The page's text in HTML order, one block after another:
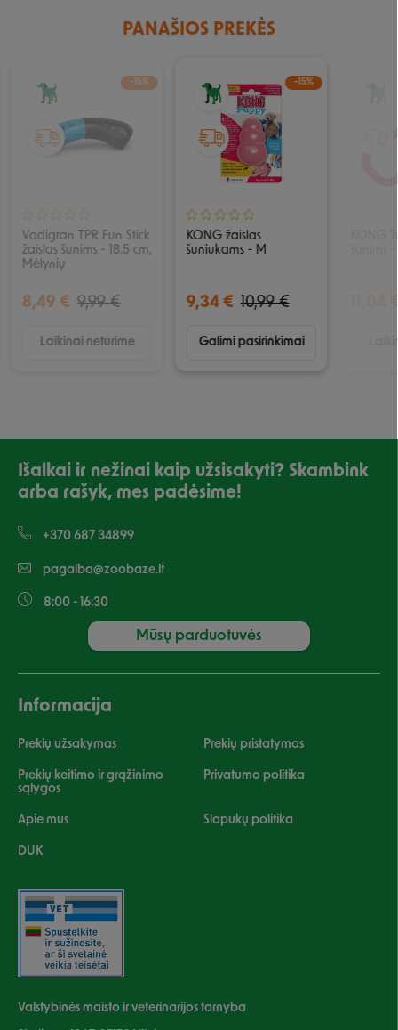
PANAŠIOS PREKĖS
−15%
Vadigran TPR Fun Stick
žaislas šunims - 18.5 cm,
Mėlynių
8,49 € 9,99 €
Laikinai neturime
−15%
KONG žaislas
šuniukams - M
9,34 € 10,99 €
Galimi pasirinkimai
11,04
Išalkai ir nežinai kaip užsisakyti? Skambink
arba rašyk, mes padėsime!
+370 687 34899
pagalba@zoobaze.lt
8:00 - 16:30
Mūsų parduotuvės
Informacija
Prekių užsakymas Prekių pristatymas
Prekių keitimo ir grąžinimo
sąlygos
Privatumo politika
Apie mus Slapukų politika
DUK
Valstybinės maisto ir veterinarijos tarnyba